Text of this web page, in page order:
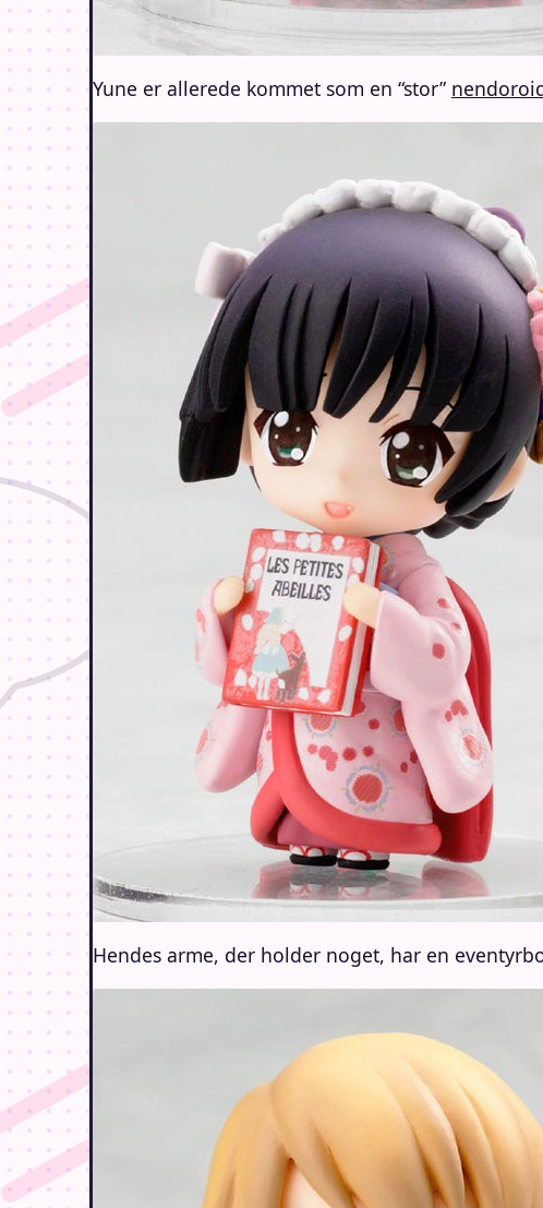
Yune er allerede kommet som en “stor”
Hendes arme, der holder noget, har en